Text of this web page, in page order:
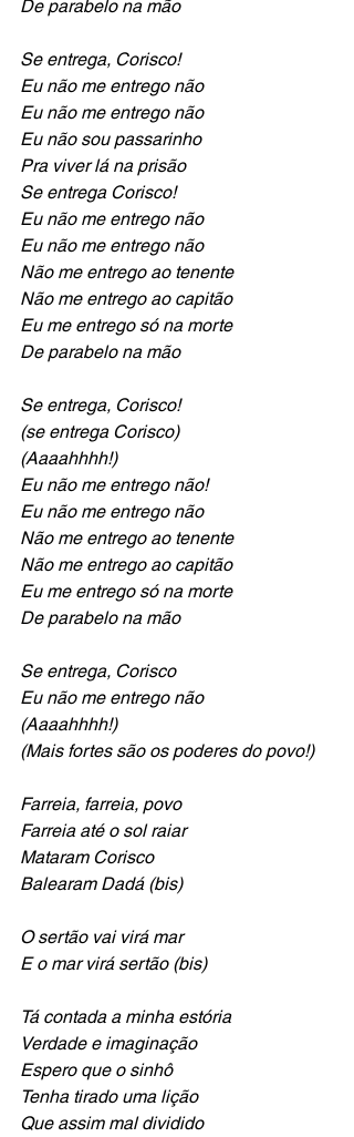
De parabelo na mão
Se entrega, Corisco!
Eu não me entrego não
Eu não me entrego não
Eu não sou passarinho
Pra viver lá na prisão
Se entrega Corisco!
Eu não me entrego não
Eu não me entrego não
Não me entrego ao tenente
Não me entrego ao capitão
Eu me entrego só na morte
De parabelo na mão
Se entrega, Corisco!
(se entrega Corisco)
(Aaaahhhh!)
Eu não me entrego não!
Eu não me entrego não
Não me entrego ao tenente
Não me entrego ao capitão
Eu me entrego só na morte
De parabelo na mão
Se entrega, Corisco
Eu não me entrego não
(Aaaahhhh!)
(Mais fortes são os poderes do povo!)
Farreia, farreia, povo
Farreia até o sol raiar
Mataram Corisco
Balearam Dadá (bis)
O sertão vai virá mar
E o mar virá sertão (bis)
Tá contada a minha estória
Verdade e imaginação
Espero que o sinhô
Tenha tirado uma lição
Que assim mal dividido